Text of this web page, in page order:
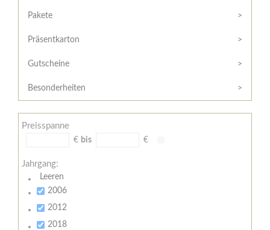
/
Widerrufsformular
AGB
Zahlungsbedingungen
Meine
Pakete
Präsentkarton
Gutscheine
Besonderheiten
Preisspanne
€ bis €
Jahrgang:
Leeren
2006
2012
2018